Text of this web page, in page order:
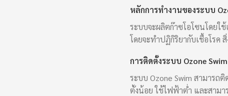
หลักการทำงานของระบบ
ระบบจะผลิตก๊าซโอโซนโดยใ
โดยจะทำปฏิกิริยากับเชื้อโรค
การติดตั้งระบบ Ozone Swim
ระบบ Ozone Swim สามาร
ตั้งน้อย ใช้ไฟฟ้าต่ำ และสาม